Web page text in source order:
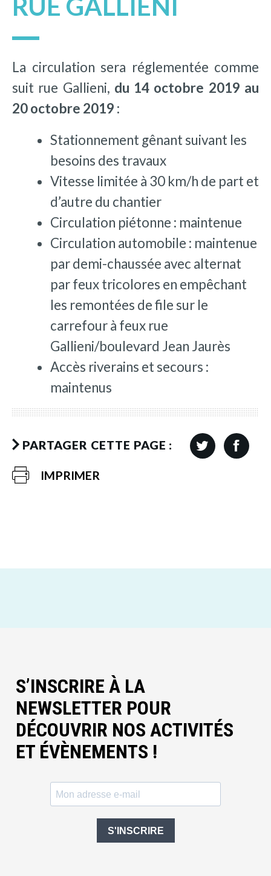
RUE GALLIENI
La circulation sera réglementée comme
suit rue Gallieni, du 14 octobre 2019 au
20 octobre 2019 :
Stationnement gênant suivant les
besoins des travaux
Vitesse limitée à 30 km/h de part et
d’autre du chantier
Circulation piétonne : maintenue
Circulation automobile : maintenue
par demi-chaussée avec alternat
par feux tricolores en empêchant
les remontées de file sur le
carrefour à feux rue
Gallieni/boulevard Jean Jaurès
Accès riverains et secours :
maintenus
PARTAGER CETTE PAGE :
IMPRIMER
S’INSCRIRE À LA
NEWSLETTER POUR
DÉCOUVRIR NOS ACTIVITÉS
ET ÉVÈNEMENTS !
S'INSCRIRE